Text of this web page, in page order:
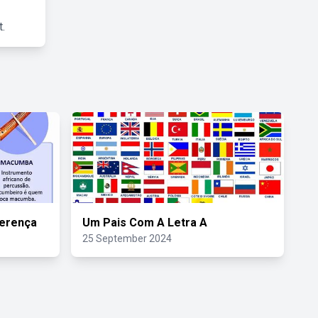
Um Pais Com A Letra A
25 September 2024